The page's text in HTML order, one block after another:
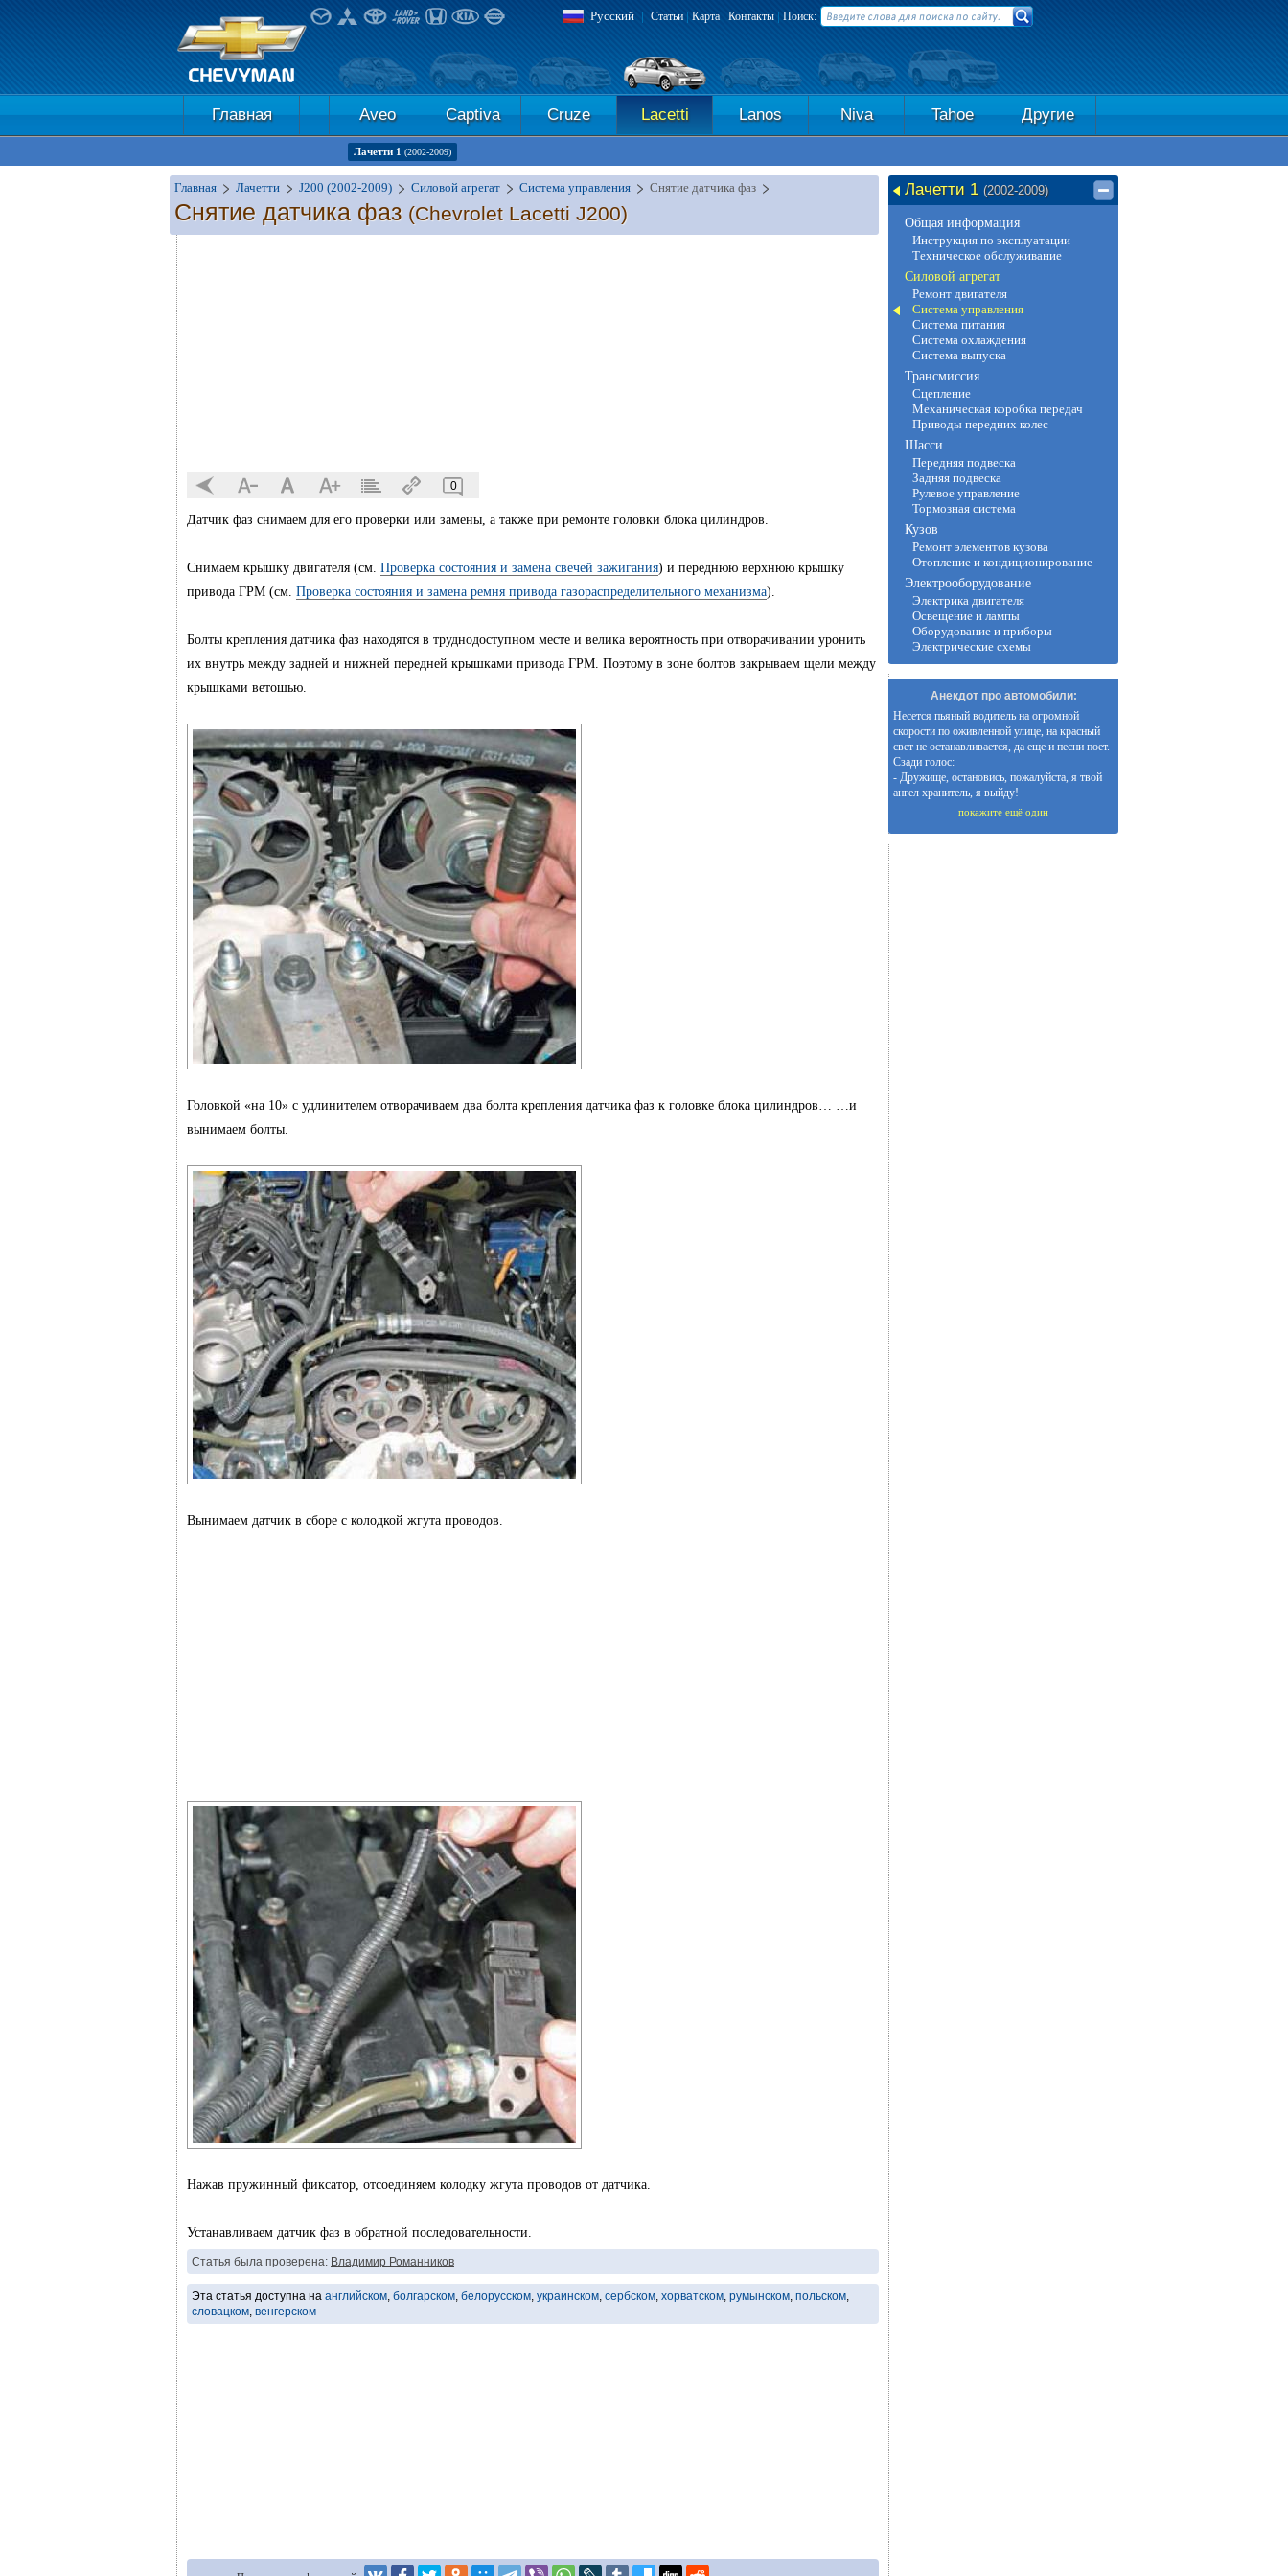
Русский | Статьи | Карта| Контакты | Поиск:
Главная Aveo Captiva Cruze Lacetti Lanos Niva Tahoe Другие
Лачетти 1 (2002-2009)
Главная Лачетти J200 (2002-2009) Силовой агрегат Система управления Снятие датчика фаз
Снятие датчика фаз (Chevrolet Lacetti J200)
0
Датчик фаз снимаем для его проверки или замены, а также при ремонте головки блока цилиндров.
Снимаем крышку двигателя (см. Проверка состояния и замена свечей зажигания) и переднюю верхнюю крышку
привода ГРМ (см. Проверка состояния и замена ремня привода газораспределительного механизма).
Болты крепления датчика фаз находятся в труднодоступном месте и велика вероятность при отворачивании уронить
их внутрь между задней и нижней передней крышками привода ГРМ. Поэтому в зоне болтов закрываем щели между
крышками ветошью.
Головкой «на 10» с удлинителем отворачиваем два болта крепления датчика фаз к головке блока цилиндров… …и
вынимаем болты.
Вынимаем датчик в сборе с колодкой жгута проводов.
Нажав пружинный фиксатор, отсоединяем колодку жгута проводов от датчика.
Устанавливаем датчик фаз в обратной последовательности.
Статья была проверена: Владимир Романников
Эта статья доступна на английском, болгарском, белорусском, украинском, сербском, хорватском, румынском, польском,
словацком, венгерском
Лачетти 1 (2002-2009)
Общая информация
Инструкция по эксплуатации
Техническое обслуживание
Силовой агрегат
Ремонт двигателя
Система управления
Система питания
Система охлаждения
Система выпуска
Трансмиссия
Сцепление
Механическая коробка передач
Приводы передних колес
Шасси
Передняя подвеска
Задняя подвеска
Рулевое управление
Тормозная система
Кузов
Ремонт элементов кузова
Отопление и кондиционирование
Электрооборудование
Электрика двигателя
Освещение и лампы
Оборудование и приборы
Электрические схемы
Анекдот про автомобили:
Несется пьяный водитель на огромной
скорости по оживленной улице, на красный
свет не останавливается, да еще и песни поет.
Сзади голос:
- Дружище, остановись, пожалуйста, я твой
ангел хранитель, я выйду!
покажите ещё один